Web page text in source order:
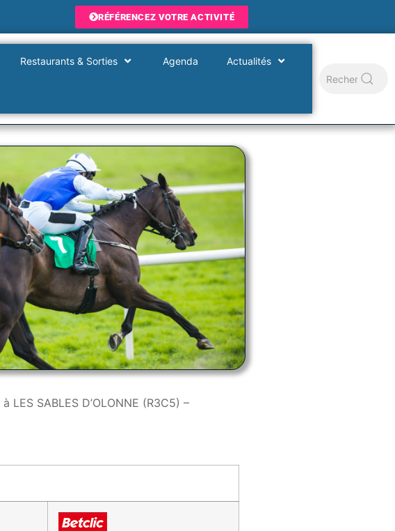
RÉFÉRENCEZ VOTRE ACTIVITÉ
Restaurants & Sorties Agenda Actualités
à LES SABLES D’OLONNE (R3C5) –